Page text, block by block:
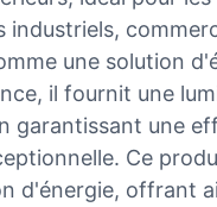
industriels,
une solution
il fournit une
garantissant une
Ce
d'énergie, offrant